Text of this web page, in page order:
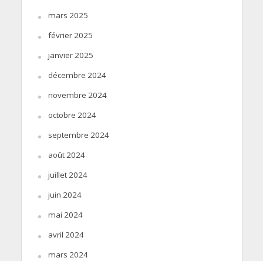
mars 2025
février 2025
janvier 2025
décembre 2024
novembre 2024
octobre 2024
septembre 2024
août 2024
juillet 2024
juin 2024
mai 2024
avril 2024
mars 2024